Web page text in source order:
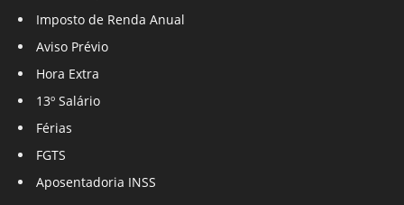
Imposto de Renda Anual
Aviso Prévio
Hora Extra
13º Salário
Férias
FGTS
Aposentadoria INSS